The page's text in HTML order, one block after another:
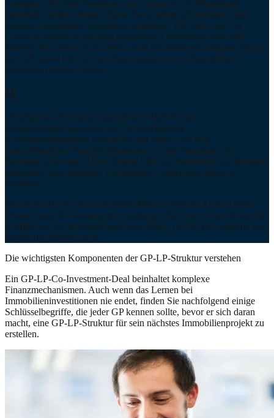
verfügbar, die beim Verstehen und Gestalten von Distribution
Waterfalls helfen können. Diese Tools liefern oft Beispiele und
können verschiedene Szenarien simulieren. Die Software von
Covercy umfasst vollständig anpassbare Distribution-Waterfall-
Modelle für jeden GP-Kunden sowie ein erfahrenes Support-Team,
das GPs dabei hilft, je nach Deal-Struktur eine Vielzahl von
Szenarien durchzuspielen.
Verschiedene Szenarien modellieren: Mithilfe der
Finanzmodellierung kann ein GP verschiedene
Investitionsergebnisse simulieren und sehen, wie sich
unterschiedliche Waterfall-Strukturen auf die Verteilung der
Renditen auswirken. Diese Übung hilft, die Sensitivität der Renditen
gegenüber verschiedenen Performance-Schwellenwerten zu
verstehen.
Für einen GP, der dies zum ersten Mal tut, sind der Aufbau dieses
Wissens und die Beratung mit erfahrenen Fachleuten entscheidende
Schritte hin zur Strukturierung eines Deals, der für LPs attraktiv und
langfristig erfolgreich ist.
Die wichtigsten Komponenten der GP-LP-Struktur verstehen
Ein GP-LP-Co-Investment-Deal beinhaltet komplexe
Finanzmechanismen. Auch wenn das Lernen bei
Immobilieninvestitionen nie endet, finden Sie nachfolgend einige
Schlüsselbegriffe, die jeder GP kennen sollte, bevor er sich daran
macht, eine GP-LP-Struktur für sein nächstes Immobilienprojekt zu
erstellen.